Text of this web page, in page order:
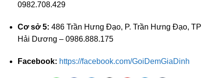
0982.708.429
Cơ sở 5: 486 Trần Hưng Đạo, P. Trần Hưng Đạo, TP
Hải Dương – 0986.888.175
Facebook: https://facebook.com/GoiDemGiaDinh